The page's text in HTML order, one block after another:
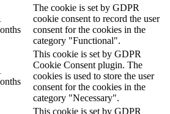
The cookie is set by GDPR
cookie consent to record the user
consent for the cookies in the
category "Functional".
This cookie is set by GDPR
Cookie Consent plugin. The
cookies is used to store the user
consent for the cookies in the
category "Necessary".
This cookie is set by GDPR